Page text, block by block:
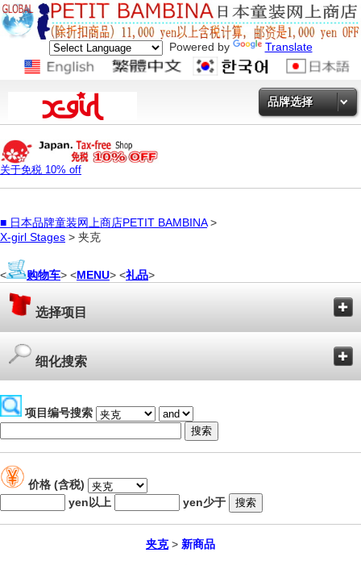
Powered by Translate
品牌选择
关于免税 10% off
■ 日本品牌童装网上商店PETIT BAMBINA>
X-girl Stages > 夹克
< 购物车> <MENU> <礼品>
选择项目
细化搜索
项目编号搜索
价格 (含税)
yen以上
yen少于
夹克> 新商品